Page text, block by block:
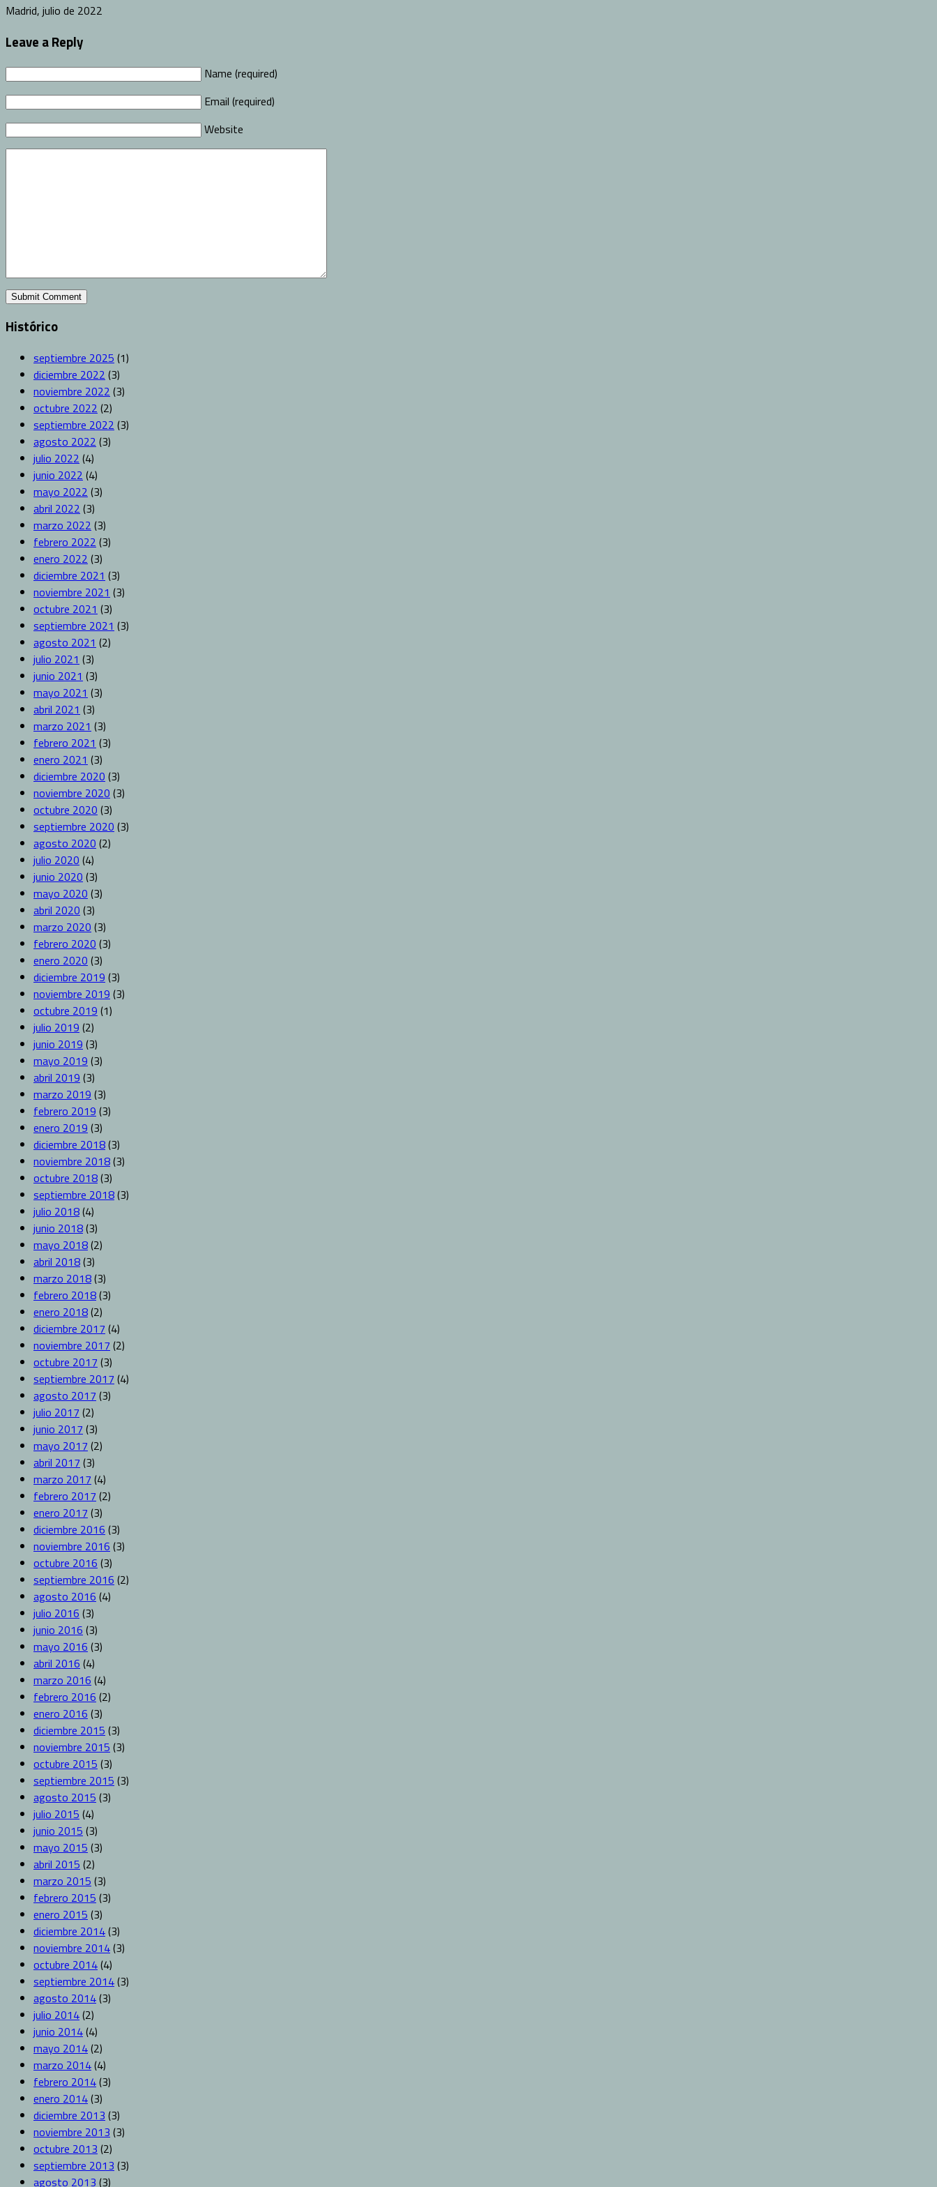
Madrid, julio de 2022
Leave a Reply
Name (required)
Email (required)
Website
Histórico
septiembre 2025 (1)
diciembre 2022 (3)
noviembre 2022 (3)
octubre 2022 (2)
septiembre 2022 (3)
agosto 2022 (3)
julio 2022 (4)
junio 2022 (4)
mayo 2022 (3)
abril 2022 (3)
marzo 2022 (3)
febrero 2022 (3)
enero 2022 (3)
diciembre 2021 (3)
noviembre 2021 (3)
octubre 2021 (3)
septiembre 2021 (3)
agosto 2021 (2)
julio 2021 (3)
junio 2021 (3)
mayo 2021 (3)
abril 2021 (3)
marzo 2021 (3)
febrero 2021 (3)
enero 2021 (3)
diciembre 2020 (3)
noviembre 2020 (3)
octubre 2020 (3)
septiembre 2020 (3)
agosto 2020 (2)
julio 2020 (4)
junio 2020 (3)
mayo 2020 (3)
abril 2020 (3)
marzo 2020 (3)
febrero 2020 (3)
enero 2020 (3)
diciembre 2019 (3)
noviembre 2019 (3)
octubre 2019 (1)
julio 2019 (2)
junio 2019 (3)
mayo 2019 (3)
abril 2019 (3)
marzo 2019 (3)
febrero 2019 (3)
enero 2019 (3)
diciembre 2018(3)
noviembre 2018(3)
octubre 2018(3)
septiembre 2018(3)
julio 2018(4)
junio 2018(3)
mayo 2018(2)
abril 2018(3)
marzo 2018(3)
febrero 2018(3)
enero 2018(2)
diciembre 2017 (4)
noviembre 2017 (2)
octubre 2017 (3)
septiembre 2017 (4)
agosto 2017 (3)
julio 2017 (2)
junio 2017 (3)
mayo 2017 (2)
abril 2017 (3)
marzo 2017 (4)
febrero 2017 (2)
enero 2017 (3)
diciembre 2016 (3)
noviembre 2016 (3)
octubre 2016 (3)
septiembre 2016 (2)
agosto 2016 (4)
julio 2016 (3)
junio 2016 (3)
mayo 2016 (3)
abril 2016 (4)
marzo 2016 (4)
febrero 2016 (2)
enero 2016 (3)
diciembre 2015 (3)
noviembre 2015 (3)
octubre 2015 (3)
septiembre 2015 (3)
agosto 2015 (3)
julio 2015 (4)
junio 2015 (3)
mayo 2015 (3)
abril 2015 (2)
marzo 2015 (3)
febrero 2015 (3)
enero 2015 (3)
diciembre 2014(3)
noviembre 2014(3)
octubre 2014(4)
septiembre 2014(3)
agosto 2014(3)
julio 2014(2)
junio 2014(4)
mayo 2014(2)
marzo 2014(4)
febrero 2014(3)
enero 2014(3)
diciembre 2013 (3)
noviembre 2013 (3)
octubre 2013 (2)
septiembre 2013 (3)
agosto 2013 (3)